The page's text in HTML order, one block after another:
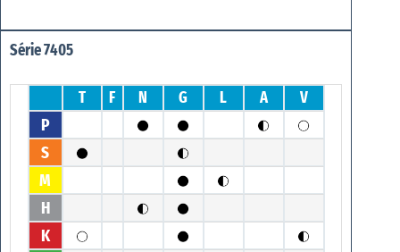
Série 7405
T F N G L A V
P
S
M
H
K